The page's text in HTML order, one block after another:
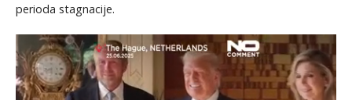
perioda stagnacije.